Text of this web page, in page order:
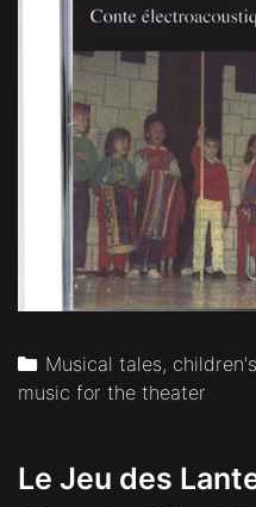
Categories
Musical tales,
music for the theater
Le Jeu des